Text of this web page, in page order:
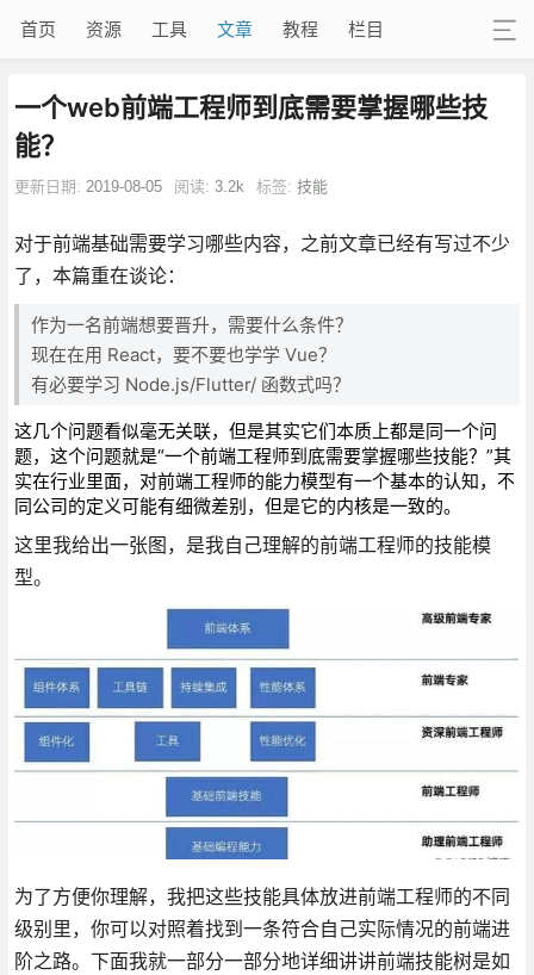
首页 资源 工具 文章 教程 栏目
一个web前端工程师到底需要掌握哪些技
能？
更新日期: 2019-08-05 阅读: 3.2k 标签: 技能
对于前端基础需要学习哪些内容，之前文章已经有写过不少
了，本篇重在谈论：
作为一名前端想要晋升，需要什么条件？
现在在用 React，要不要也学学 Vue？
有必要学习 Node.js/Flutter/ 函数式吗？
这几个问题看似毫无关联，但是其实它们本质上都是同一个问
题，这个问题就是“一个前端工程师到底需要掌握哪些技能？”其
实在行业里面，对前端工程师的能力模型有一个基本的认知，不
同公司的定义可能有细微差别，但是它的内核是一致的。
这里我给出一张图，是我自己理解的前端工程师的技能模
型。
为了方便你理解，我把这些技能具体放进前端工程师的不同
级别里，你可以对照着找到一条符合自己实际情况的前端进
阶之路。下面我就一部分一部分地详细讲讲前端技能树是如